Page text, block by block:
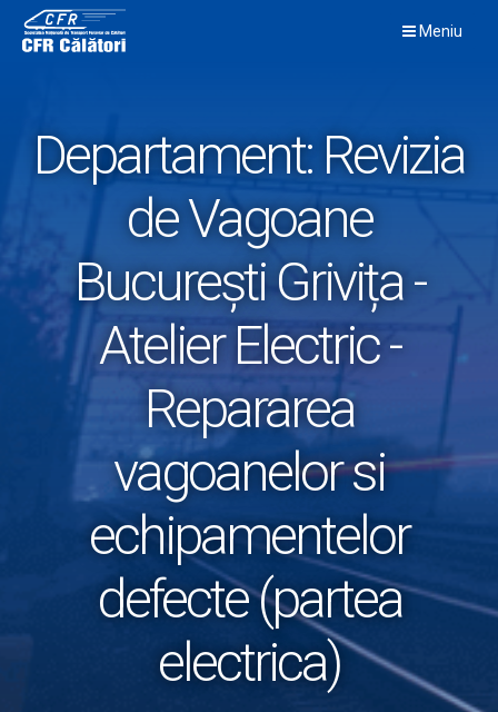
content
Meniu
Departament: Revizia
de Vagoane
București Grivița -
Atelier Electric -
Repararea
vagoanelor si
echipamentelor
defecte (partea
electrica)